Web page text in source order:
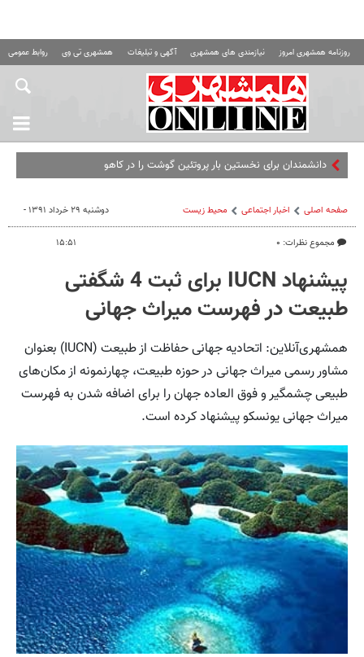
روزنامه همشهری امروز نیازمندی های همشهری آگهی و تبلیغات همشهری تی وی روابط عمومی
دانشمندان برای نخستین بار پروتئین گوشت را در کاهو تولید کردند
صفحه اصلی اخبار اجتماعی محیط زیست
مجموع نظرات: ۰
دوشنبه ۲۹ خرداد ۱۳۹۱ -
۱۵:۵۱
پیشنهاد IUCN‌ برای ثبت 4 شگفتی
طبیعت در فهرست میراث جهانی
همشهری‌آنلاین: اتحادیه جهانی حفاظت از طبیعت (IUCN)‌ بعنوان
مشاور رسمی میراث جهانی در حوزه طبیعت، چهارنمونه از مکان‌های
طبیعی چشمگیر و فوق العاده جهان را برای اضافه شدن به فهرست
میراث جهانی یونسکو پیشنهاد کرده است.